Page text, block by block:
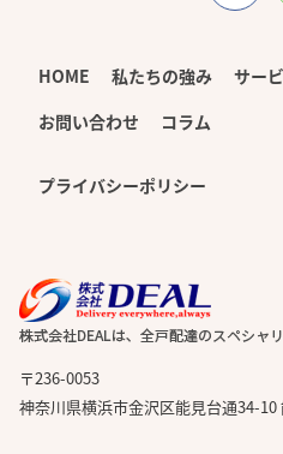
HOME 私たちの強み サー
お問い合わせ
コラム
プライバシーポリシー
〒236-0053
神奈川県横浜市金沢区能見台通34-